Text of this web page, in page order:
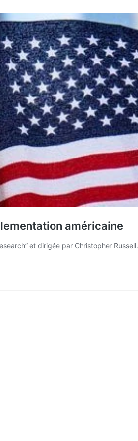
américaine
et dirigée par Christopher Russell.